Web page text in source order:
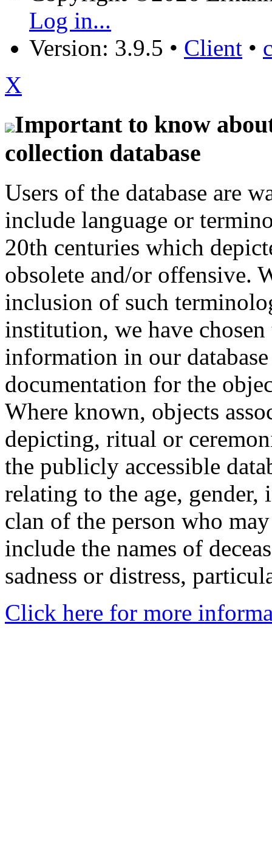
Log in...
Version: 3.9.5 • Client •
X
Important to know
collection database
Users of the database are
include language or
20th centuries which
obsolete and/or offensive.
inclusion of such
institution, we have
information in our
documentation for the
Where known, objects
depicting, ritual or
the publicly accessible
relating to the age,
clan of the person who
include the names of
sadness or distress,
Click here for more